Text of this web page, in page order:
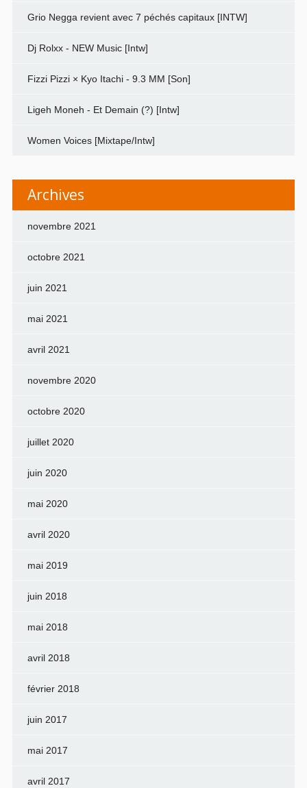
Grio Negga revient avec 7 péchés capitaux [INTW]
Dj Rolxx - NEW Music [Intw]
Fizzi Pizzi × Kyo Itachi - 9.3 MM [Son]
Ligeh Moneh - Et Demain (?) [Intw]
Women Voices [Mixtape/Intw]
Archives
novembre 2021
octobre 2021
juin 2021
mai 2021
avril 2021
novembre 2020
octobre 2020
juillet 2020
juin 2020
mai 2020
avril 2020
mai 2019
juin 2018
mai 2018
avril 2018
février 2018
juin 2017
mai 2017
avril 2017